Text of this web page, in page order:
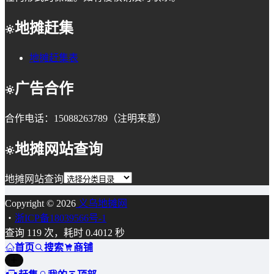
地摊赶集
地摊赶集表
广告合作
合作电话：15088263789（注明来意）
地摊网站查询
地摊网站查询
Copyright © 2026 义乌地摊网
・ 浙ICP备18039566号-1
查询 119 次，耗时 0.4012 秒
首页
搜索 商铺